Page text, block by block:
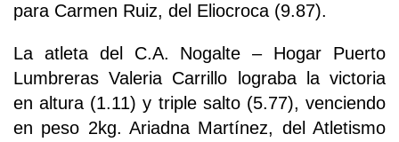
para Carmen Ruiz, del Eliocroca (9.87).
La atleta del C.A. Nogalte – Hogar Puerto
Lumbreras Valeria Carrillo lograba la victoria
en altura (1.11) y triple salto (5.77), venciendo
en peso 2kg. Ariadna Martínez, del Atletismo